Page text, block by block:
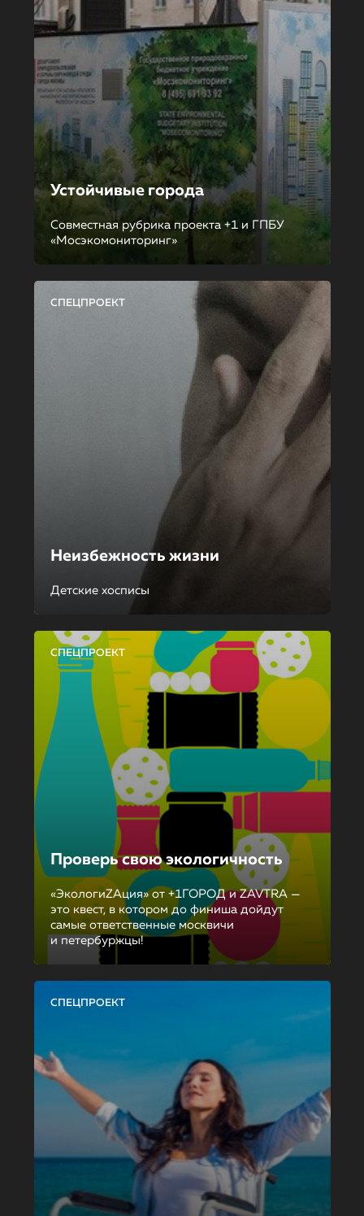
Устойчивые города
Совместная рубрика проекта +1 и ГПБУ
«Мосэкомониторинг»
СПЕЦПРОЕКТ
Неизбежность жизни
Детские хосписы
СПЕЦПРОЕКТ
Проверь свою экологичность
«ЭкологиZAция» от +1ГОРОД и ZAVTRA —
это квест, в котором до финиша дойдут
самые ответственные москвичи
и петербуржцы!
СПЕЦПРОЕКТ